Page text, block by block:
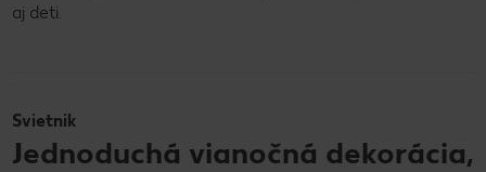
aj deti.
Svietnik
Jednoduchá vianočná dekorácia,